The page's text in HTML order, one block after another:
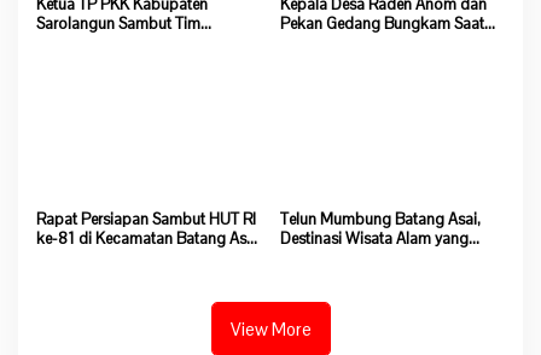
Ketua TP PKK Kabupaten
Sarolangun Sambut Tim
Kepala Desa Raden Anom dan
Pekan Gedang Bungkam Saat
Rapat Persiapan Sambut HUT RI
ke-81 di Kecamatan Batang Asai
Telun Mumbung Batang Asai,
Destinasi Wisata Alam yang
View More